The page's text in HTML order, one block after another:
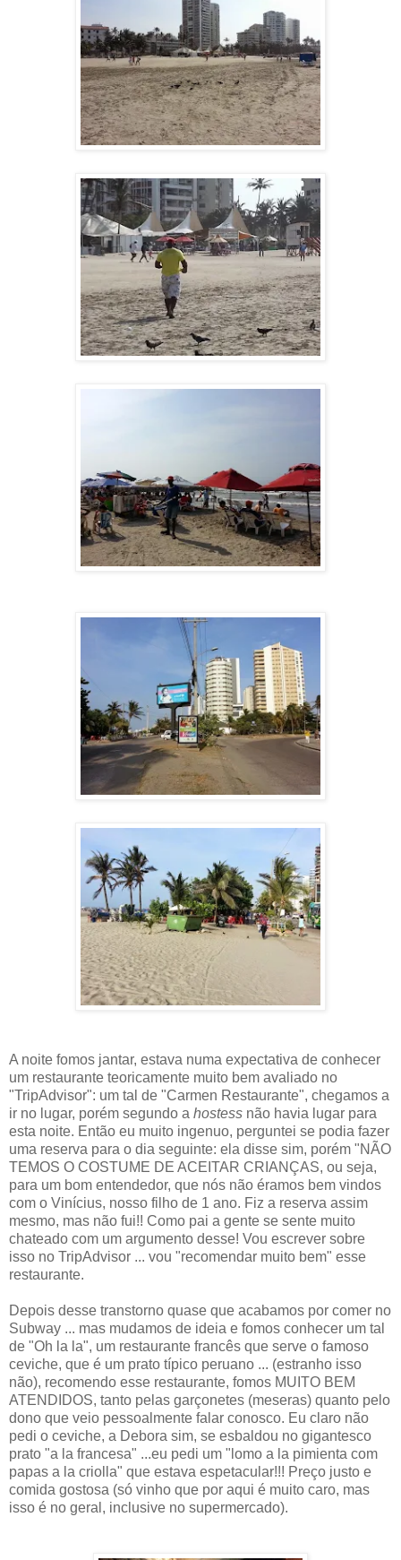
A noite fomos jantar, estava numa expectativa de conhecer
um restaurante teoricamente muito bem avaliado no
"TripAdvisor": um tal de "Carmen Restaurante", chegamos a
ir no lugar, porém segundo a hostess não havia lugar para
esta noite. Então eu muito ingenuo, perguntei se podia fazer
uma reserva para o dia seguinte: ela disse sim, porém "NÃO
TEMOS O COSTUME DE ACEITAR CRIANÇAS, ou seja,
para um bom entendedor, que nós não éramos bem vindos
com o Vinícius, nosso filho de 1 ano. Fiz a reserva assim
mesmo, mas não fui!! Como pai a gente se sente muito
chateado com um argumento desse! Vou escrever sobre
isso no TripAdvisor ... vou "recomendar muito bem" esse
restaurante.
Depois desse transtorno quase que acabamos por comer no
Subway ... mas mudamos de ideia e fomos conhecer um tal
de "Oh la la", um restaurante francês que serve o famoso
ceviche, que é um prato típico peruano ... (estranho isso
não), recomendo esse restaurante, fomos MUITO BEM
ATENDIDOS, tanto pelas garçonetes (meseras) quanto pelo
dono que veio pessoalmente falar conosco. Eu claro não
pedi o ceviche, a Debora sim, se esbaldou no gigantesco
prato "a la francesa" ...eu pedi um "lomo a la pimienta com
papas a la criolla" que estava espetacular!!! Preço justo e
comida gostosa (só vinho que por aqui é muito caro, mas
isso é no geral, inclusive no supermercado).